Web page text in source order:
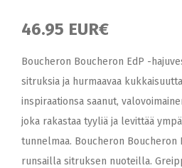
46.95 EUR€
Boucheron Boucheron EdP -
sitruksia ja hurmaavaa
inspiraationsa saanut,
joka rakastaa tyyliä ja levittää
tunnelmaa. Boucheron Boucheron
runsailla sitruksen nuoteilla.